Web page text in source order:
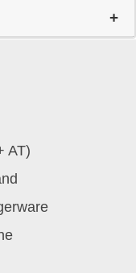
AT)